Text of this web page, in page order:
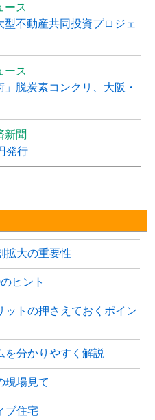
ース
不動産共同投資プロジェ
ース
」脱炭素コンクリ、大阪・
新聞
発行
拡大の重要性
ヒント
ットの押さえておくポイン
を分かりやすく解説
場見て
ブ住宅